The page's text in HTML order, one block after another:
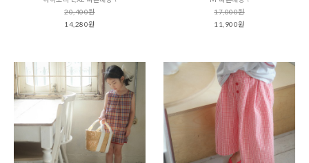
20,400원
14,280원
17,000원
11,900원